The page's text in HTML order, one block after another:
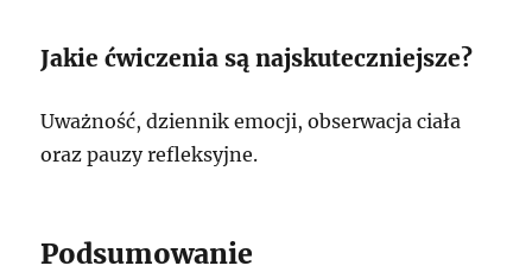
Jakie ćwiczenia są najskuteczniejsze?
Uważność, dziennik emocji, obserwacja ciała
oraz pauzy refleksyjne.
Podsumowanie